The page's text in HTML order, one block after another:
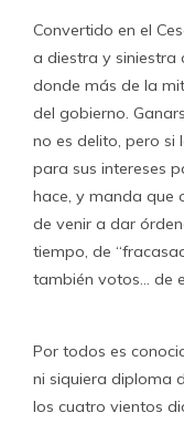
Convertido en el
a diestra y siniestra
donde más de la
del gobierno.
no es delito, pero si
para sus intereses
hace, y manda que
de venir a dar
tiempo, de
también votos… de
Por todos es
ni siquiera diploma
los cuatro vientos